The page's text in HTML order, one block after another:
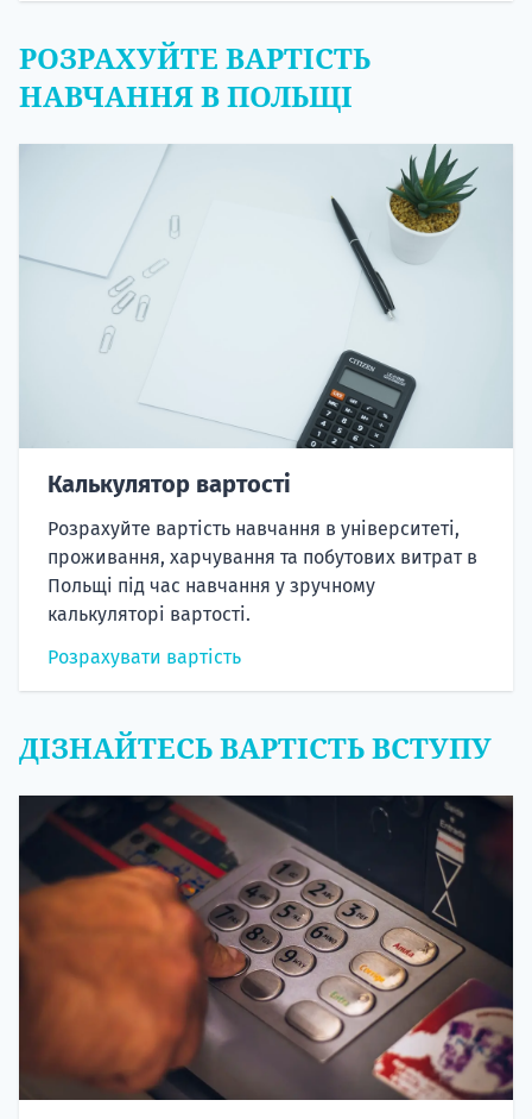
РОЗРАХУЙТЕ ВАРТІСТЬ
НАВЧАННЯ В ПОЛЬЩІ
Калькулятор вартості
Розрахуйте вартість навчання в університеті,
проживання, харчування та побутових витрат в
Польщі під час навчання у зручному
калькуляторі вартості.
Розрахувати вартість
ДІЗНАЙТЕСЬ ВАРТІСТЬ ВСТУПУ